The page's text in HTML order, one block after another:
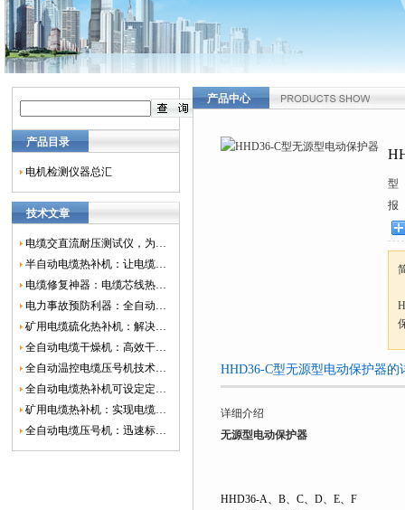
产品目录
电机检测仪器总汇
技术文章
电缆交直流耐压测试仪，为电网安全保驾护航
半自动电缆热补机：让电缆修复更简单、更高效！
电缆修复神器：电缆芯线热补机如何保障电网安全？
电力事故预防利器：全自动控温电缆热补机
矿用电缆硫化热补机：解决矿山电缆故障的新选择
全自动电缆干燥机：高效干燥，电缆质量
全自动温控电缆压号机技术革新：数字化标识的新趋势
全自动电缆热补机可设定定时功能，实现自动化热补
矿用电缆热补机：实现电缆故障修复的高效装置
全自动电缆压号机：迅速标识电缆的利器
产品中心
型
报
HHD36-C型无源型电动保护器的
详细介绍
无源型电动保护器
HHD36-A、B、C、D、E、F